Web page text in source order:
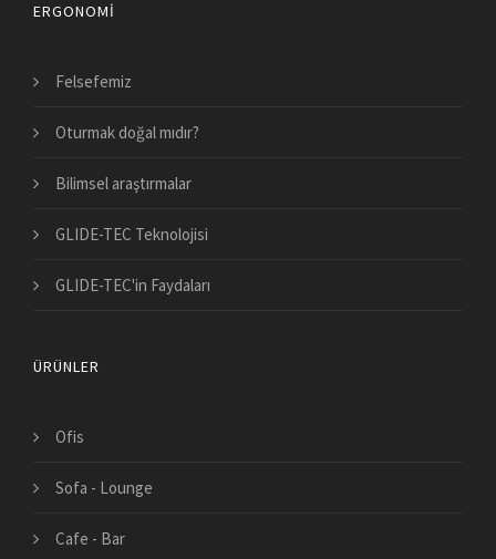
ERGONOMI
Felsefemiz
Oturmak doğal mıdır?
Bilimsel araştırmalar
GLIDE-TEC Teknolojisi
GLIDE-TEC'in Faydaları
ÜRÜNLER
Ofis
Sofa - Lounge
Cafe - Bar